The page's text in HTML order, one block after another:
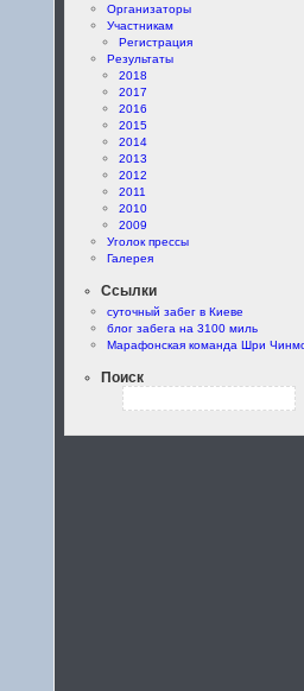
Организаторы
Участникам
Регистрация
Результаты
2018
2017
2016
2015
2014
2013
2012
2011
2010
2009
Уголок прессы
Галерея
Ссылки
суточный забег в Киеве
блог забега на 3100 миль
Марафонская команда Шри
Поиск